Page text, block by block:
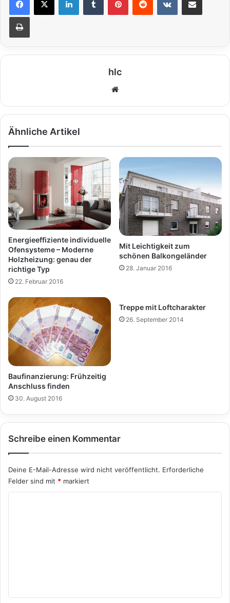
hlc
eit
Ähnliche Artikel
Energieeffiziente individuelle
Ofensysteme – Moderne
Holzheizung: genau der
richtige Typ
22. Februar 2016
Mit Leichtigkeit zum
schönen Balkongeländer
28. Januar 2016
Baufinanzierung: Frühzeitig
Anschluss finden
30. August 2016
Treppe mit Loftcharakter
26. September 2014
Schreibe einen Kommentar
Deine E-Mail-Adresse wird nicht veröffentlicht. Erforderliche
Felder sind mit * markiert